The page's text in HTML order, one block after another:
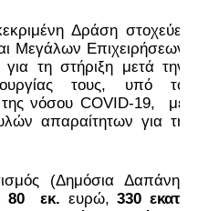
Δράση στοχεύει
Μεγάλων Επιχειρήσεων
τη στήριξη μετά την
τους, υπό το
νόσου COVID-19,  με
απαραίτητων για τη
(Δημόσια Δαπάνη)
80  εκ. ευρώ, 330 εκατ.